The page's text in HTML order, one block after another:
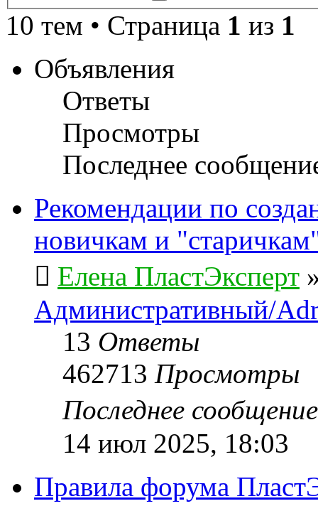
10 тем • Страница 1 из 1
Объявления
Ответы
Просмотры
Последнее
Рекомендации по
новичкам и
Елена ПластЭксперт
Административный/
13 Ответы
462713 Просмотры
Последнее
14 июл 2025, 18:03
Правила форума